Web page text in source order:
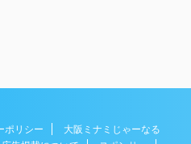
ポリシー
大阪ミナミじゃーなる